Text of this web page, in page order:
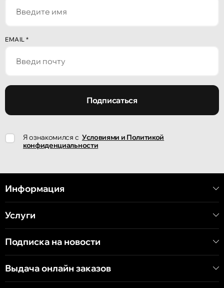
улица Ион Крянгэ, 78
Кишинёв
Хынчештское шоссе, 60/4
бульвар Дечебал, 139
EMAIL *
Подписаться
Я ознакомился с Условиями и Политикой
конфиденциальности
Информация
Услуги
Подписка на новости
Выдача онлайн заказов